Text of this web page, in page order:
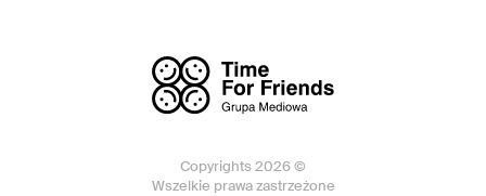
Copyrights 2026 ©
Wszelkie prawa zastrzeżone